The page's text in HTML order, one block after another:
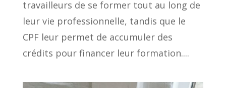
travailleurs de se former tout au long de
leur vie professionnelle, tandis que le
CPF leur permet de accumuler des
crédits pour financer leur formation....